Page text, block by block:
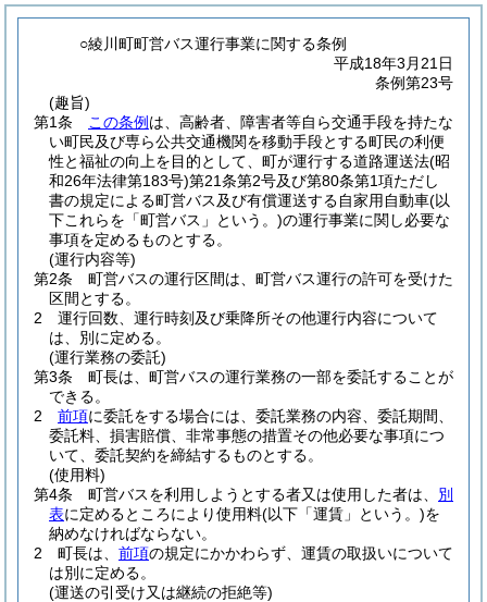
○綾川町町営バス運行事業に関する条例
平成18年3月21日
条例第23号
(趣旨)
第1条
この条例 は、高齢者、障害者等自ら交通手段を持たな
い町民及び専ら公共交通機関を移動手段とする町民の利便
性と福祉の向上を目的として、町が運行する道路運送法(昭
和26年法律第183号)第21条第2号及び第80条第1項ただし
書の規定による町営バス及び有償運送する自家用自動車(以
下これらを「町営バス」という。)の運行事業に関し必要な
事項を定めるものとする。
(運行内容等)
第2条
町営バスの運行区間は、町営バス運行の許可を受けた
区間とする。
2
運行回数、運行時刻及び乗降所その他運行内容について
は、別に定める。
(運行業務の委託)
第3条
町長は、町営バスの運行業務の一部を委託することが
できる。
2
前項に委託をする場合には、委託業務の内容、委託期間、
委託料、損害賠償、非常事態の措置その他必要な事項につ
いて、委託契約を締結するものとする。
(使用料)
第4条
町営バスを利用しようとする者又は使用した者は、 別
表に定めるところにより使用料(以下「運賃」という。)を
納めなければならない。
2
町長は、 前項の規定にかかわらず、運賃の取扱いについて
は別に定める。
(運送の引受け又は継続の拒絶等)